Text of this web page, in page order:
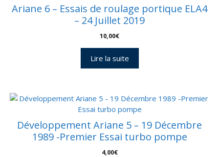
Ariane 6 – Essais de roulage portique ELA4
– 24 Juillet 2019
10,00€
Lire la suite
Développement Ariane 5 – 19 Décembre
1989 -Premier Essai turbo pompe
4,00€